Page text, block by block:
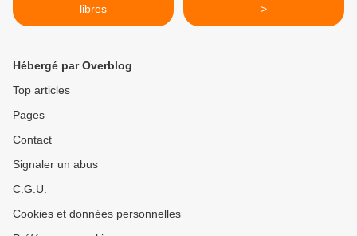
libres
>
Hébergé par Overblog
Top articles
Pages
Contact
Signaler un abus
C.G.U.
Cookies et données personnelles